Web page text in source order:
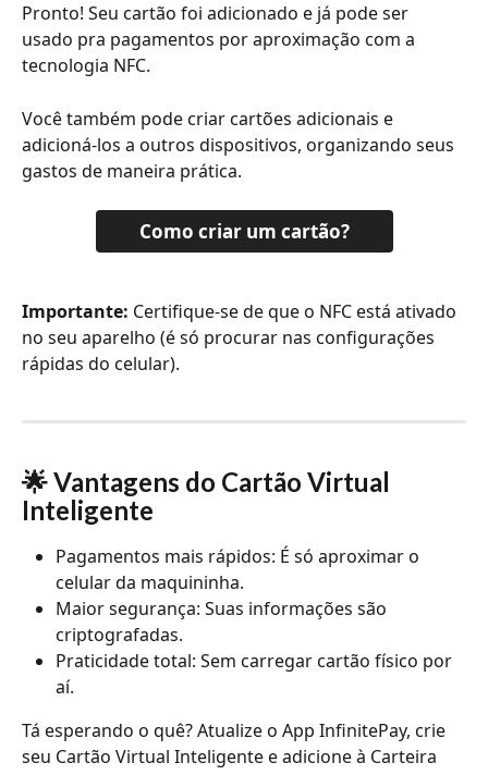
Pronto! Seu cartão foi adicionado e já pode ser
usado pra pagamentos por aproximação com a
tecnologia NFC.
Você também pode criar cartões adicionais e
adicioná-los a outros dispositivos, organizando seus
gastos de maneira prática.
Como criar um cartão?
Importante: Certifique-se de que o NFC está ativado
no seu aparelho (é só procurar nas configurações
rápidas do celular).
🌟 Vantagens do Cartão Virtual
Inteligente
Pagamentos mais rápidos: É só aproximar o
celular da maquininha.
Maior segurança: Suas informações são
criptografadas.
Praticidade total: Sem carregar cartão físico por
aí.
Tá esperando o quê? Atualize o App InfinitePay, crie
seu Cartão Virtual Inteligente e adicione à Carteira